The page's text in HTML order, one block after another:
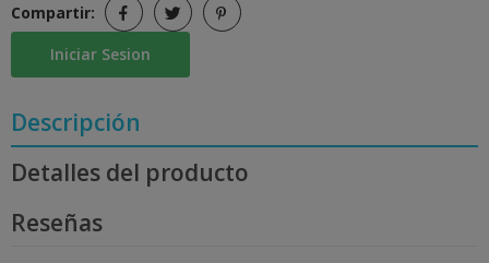
Compartir:
Iniciar Sesion
Descripción
Detalles del producto
Reseñas